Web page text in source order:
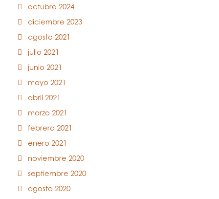
octubre 2024
diciembre 2023
agosto 2021
julio 2021
junio 2021
mayo 2021
abril 2021
marzo 2021
febrero 2021
enero 2021
noviembre 2020
septiembre 2020
agosto 2020